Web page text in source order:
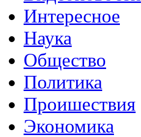
Интересное
Наука
Общество
Политика
Проишествия
Экономика